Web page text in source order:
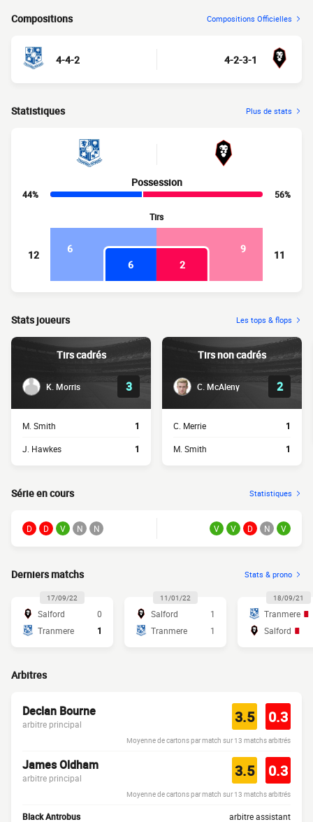
Compositions Compositions Officielles
4-4-2 4-2-3-1
Statistiques Plus de stats
Possession
44%
56%
Tirs
12 6
9
6
2
11
Stats joueurs Les tops & flops
Tirs cadrés
K. Morris 3
M. Smith 1
J. Hawkes 1
Tirs non cadrés
C. McAleny 2
C. Merrie 1
M. Smith 1
Série en cours Statistiques
D D V N N V V D N V
Derniers matchs Stats & prono
17/09/22
Salford
0
Tranmere
1
11/01/22
Salford
1
Tranmere
1
18/09/21
Tranmere
Salford
Arbitres
Declan Bourne
arbitre principal 3.5 0.3
Moyenne de cartons par match sur 13 matchs arbitrés
James Oldham
arbitre principal 3.5 0.3
Moyenne de cartons par match sur 13 matchs arbitrés
Black Antrobus arbitre assistant